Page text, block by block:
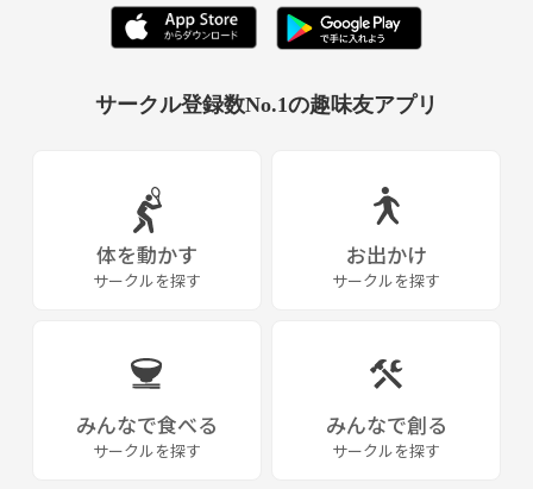
サークル登録数No.1の趣味友アプリ
体を動かす
サークルを探す
お出かけ
サークルを探す
みんなで食べる
サークルを探す
みんなで創る
サークルを探す